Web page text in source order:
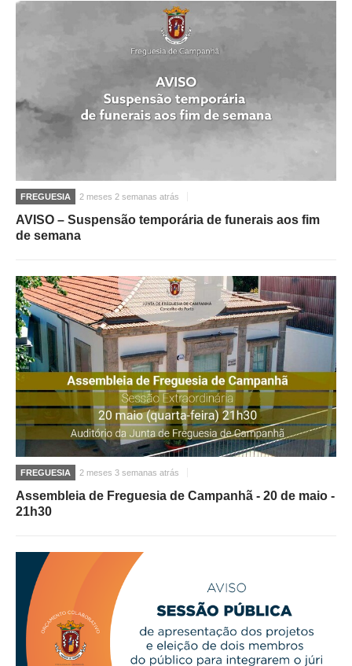
FREGUESIA 2 meses 2 semanas atrás
AVISO – Suspensão temporária de funerais aos fim
de semana
FREGUESIA 2 meses 3 semanas atrás
Assembleia de Freguesia de Campanhã - 20 de maio -
21h30